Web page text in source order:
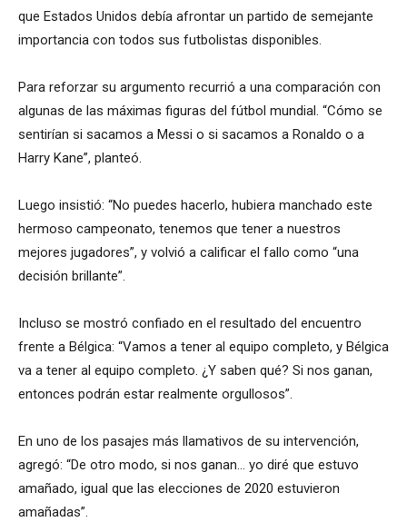
que Estados Unidos debía afrontar un partido de semejante
importancia con todos sus futbolistas disponibles.
Para reforzar su argumento recurrió a una comparación con
algunas de las máximas figuras del fútbol mundial. “Cómo se
sentirían si sacamos a Messi o si sacamos a Ronaldo o a
Harry Kane”, planteó.
Luego insistió: “No puedes hacerlo, hubiera manchado este
hermoso campeonato, tenemos que tener a nuestros
mejores jugadores”, y volvió a calificar el fallo como “una
decisión brillante”.
Incluso se mostró confiado en el resultado del encuentro
frente a Bélgica: “Vamos a tener al equipo completo, y Bélgica
va a tener al equipo completo. ¿Y saben qué? Si nos ganan,
entonces podrán estar realmente orgullosos”.
En uno de los pasajes más llamativos de su intervención,
agregó: “De otro modo, si nos ganan… yo diré que estuvo
amañado, igual que las elecciones de 2020 estuvieron
amañadas”.